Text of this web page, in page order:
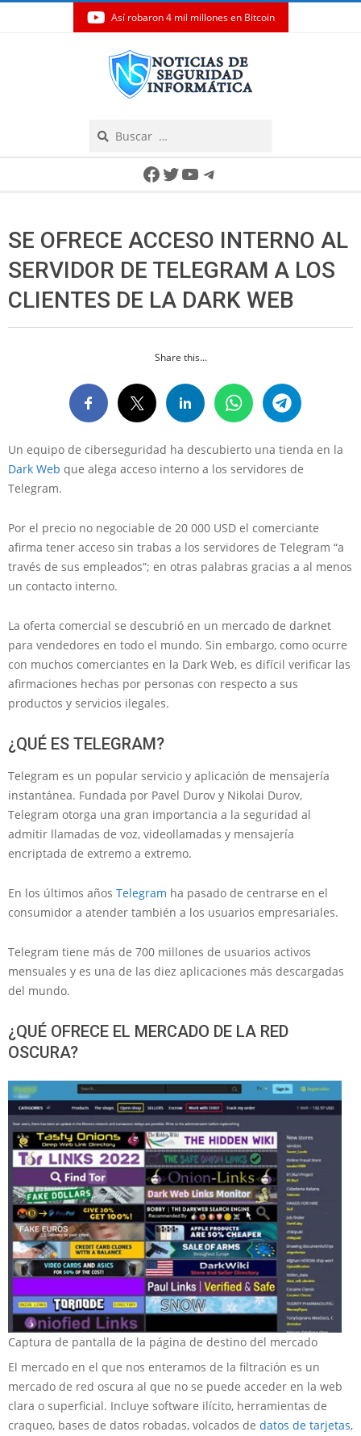
Así robaron 4 mil millones en Bitcoin
Facebook
Twitter
YouTube
Telegram
SE OFRECE ACCESO INTERNO AL
SERVIDOR DE TELEGRAM A LOS
CLIENTES DE LA DARK WEB
Share this...
Un equipo de ciberseguridad ha descubierto una tienda en la
Dark Web que alega acceso interno a los servidores de
Telegram.
Por el precio no negociable de 20 000 USD el comerciante
afirma tener acceso sin trabas a los servidores de Telegram “a
través de sus empleados”; en otras palabras gracias a al menos
un contacto interno.
La oferta comercial se descubrió en un mercado de darknet
para vendedores en todo el mundo. Sin embargo, como ocurre
con muchos comerciantes en la Dark Web, es difícil verificar las
afirmaciones hechas por personas con respecto a sus
productos y servicios ilegales.
¿QUÉ ES TELEGRAM?
Telegram es un popular servicio y aplicación de mensajería
instantánea. Fundada por Pavel Durov y Nikolai Durov,
Telegram otorga una gran importancia a la seguridad al
admitir llamadas de voz, videollamadas y mensajería
encriptada de extremo a extremo.
En los últimos años Telegram ha pasado de centrarse en el
consumidor a atender también a los usuarios empresariales.
Telegram tiene más de 700 millones de usuarios activos
mensuales y es una de las diez aplicaciones más descargadas
del mundo.
¿QUÉ OFRECE EL MERCADO DE LA RED
OSCURA?
Captura de pantalla de la página de destino del mercado
El mercado en el que nos enteramos de la filtración es un
mercado de red oscura al que no se puede acceder en la web
clara o superficial. Incluye software ilícito, herramientas de
craqueo, bases de datos robadas, volcados de datos de tarjetas,